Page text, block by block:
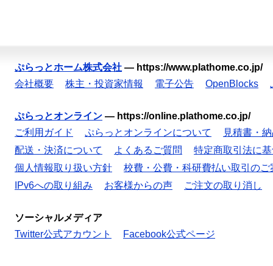
ぷらっとホーム株式会社 — https://www.plathome.co.jp/
会社概要
株主・投資家情報 電子公告 OpenBlocks
ぷらっとオンライン — https://online.plathome.co.jp/
ご利用ガイド
ぷらっとオンラインについて
見積書・
配送・決済について
よくあるご質問
特定商取引法に
個人情報取り扱い方針
校費・公費・科研費払い取引のご
IPv6への取り組み
お客様からの声 ご注文の取り消し
ソーシャルメディア
Twitter公式アカウント
Facebook公式ページ